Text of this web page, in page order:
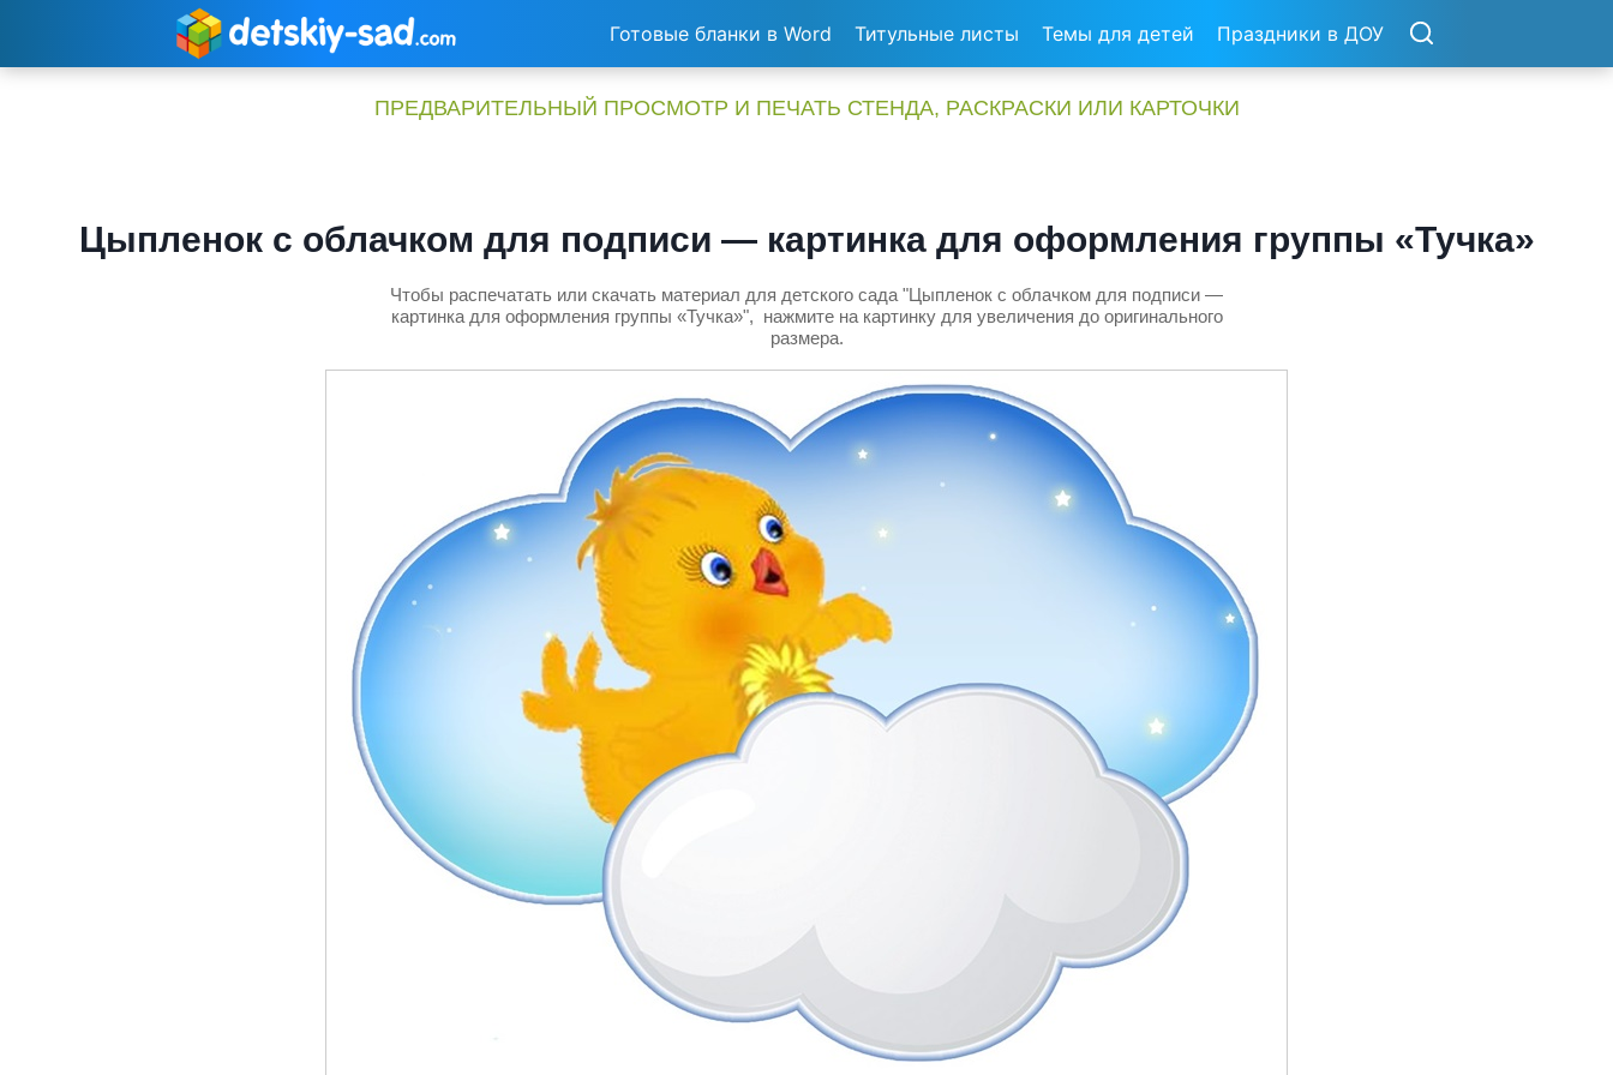
Готовые бланки в Word Титульные листы Темы для детей Праздники в ДОУ
ПРЕДВАРИТЕЛЬНЫЙ ПРОСМОТР И ПЕЧАТЬ СТЕНДА, РАСКРАСКИ ИЛИ КАРТОЧКИ
Цыпленок с облачком для подписи — картинка для оформления группы «Тучка»
Чтобы распечатать или скачать материал для детского сада "Цыпленок с облачком для подписи —
картинка для оформления группы «Тучка»", нажмите на картинку для увеличения до оригинального
размера.